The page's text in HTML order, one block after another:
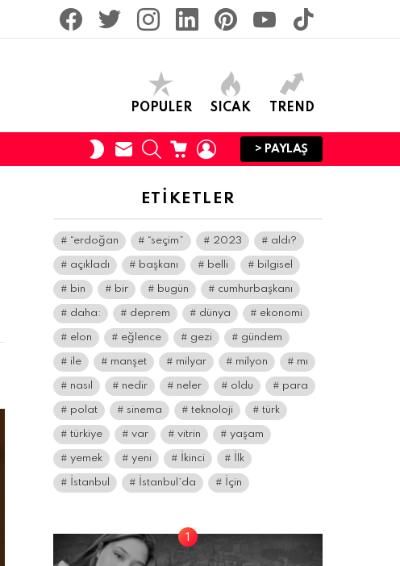
POPULER SICAK TREND
SWITCH
SKIN
SUBSCRIBE
SEARCHCART LOGIN
> PAYLAŞ
ETIKETLER
“erdoğan “seçim” 2023 aldı?
açıkladı başkanı belli bilgisel
bin bir bugün cumhurbaşkanı
daha: deprem dünya ekonomi
elon eğlence gezi gündem
ile manşet milyar milyon mı
nasıl nedir neler oldu para
polat sinema teknoloji türk
türkiye var vitrin yaşam
yemek yeni İkinci İlk
İstanbul İstanbul’da İçin